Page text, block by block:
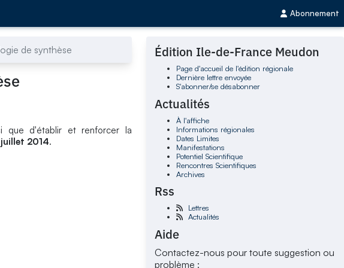
Abonnement
de synthèse
que d'établir et renforcer la
2014.
Édition Ile-de-France Meudon
Page d'accueil de l'édition régionale
Dernière lettre envoyée
S'abonner/se désabonner
Actualités
À l'affiche
Informations régionales
Dates Limites
Manifestations
Potentiel Scientifique
Rencontres Scientifiques
Archives
Rss
Lettres
Actualités
Aide
Contactez-nous pour toute suggestion ou
problème :